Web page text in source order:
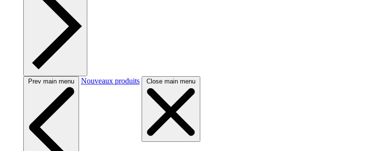
Prev main menu Nouveaux produits Close main menu